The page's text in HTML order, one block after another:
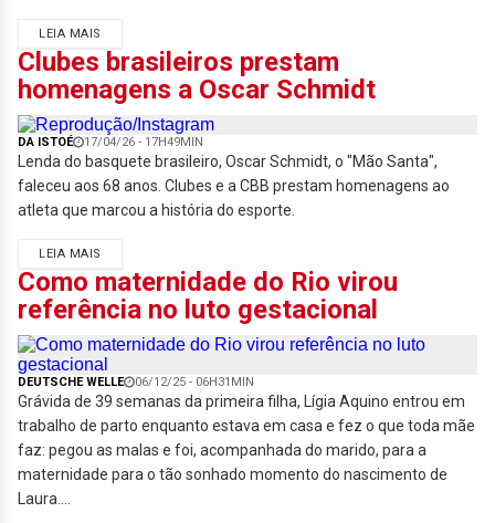
LEIA MAIS
Clubes brasileiros prestam
homenagens a Oscar Schmidt
DA ISTOÉ 17/04/26 - 17H49MIN
Lenda do basquete brasileiro, Oscar Schmidt, o "Mão Santa",
faleceu aos 68 anos. Clubes e a CBB prestam homenagens ao
atleta que marcou a história do esporte.
LEIA MAIS
Como maternidade do Rio virou
referência no luto gestacional
DEUTSCHE WELLE 06/12/25 - 06H31MIN
Grávida de 39 semanas da primeira filha, Lígia Aquino entrou em
trabalho de parto enquanto estava em casa e fez o que toda mãe
faz: pegou as malas e foi, acompanhada do marido, para a
maternidade para o tão sonhado momento do nascimento de
Laura....